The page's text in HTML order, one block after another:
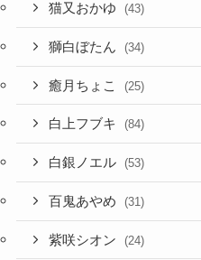
猫又おかゆ (43)
獅白ぼたん (34)
癒月ちょこ (25)
白上フブキ (84)
白銀ノエル (53)
百鬼あやめ (31)
紫咲シオン (24)